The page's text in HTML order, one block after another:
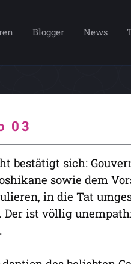
Blogger News
03
bestätigt sich:
sowie dem
in die Tat
Der ist völlig